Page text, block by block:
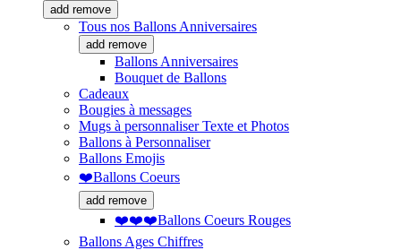
add remove
Tous nos Ballons Anniversaires
add remove
Ballons Anniversaires
Bouquet de Ballons
Cadeaux
Bougies à messages
Mugs à personnaliser Texte et Photos
Ballons à Personnaliser
Ballons Emojis
❤️Ballons Coeurs
add remove
❤️❤️❤️Ballons Coeurs Rouges
Ballons Ages Chiffres